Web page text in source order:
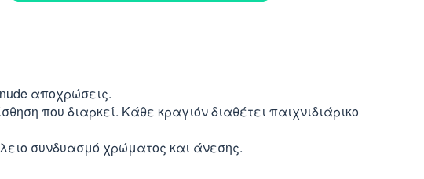
αποχρώσεις.
που διαρκεί. Κάθε κραγιόν διαθέτει παιχνιδιάρικο
συνδυασμό χρώματος και άνεσης.